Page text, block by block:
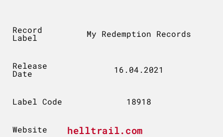
Record
Label My Redemption Records
Release
Date 16.04.2021
Label Code 18918
Website helltrail.com